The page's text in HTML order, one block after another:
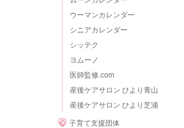
ウーマンカレンダー
シニアカレンダー
シッテク
ヨムーノ
医師監修.com
産後ケアサロン ひより青山
産後ケアサロン ひより芝浦
子育て支援団体